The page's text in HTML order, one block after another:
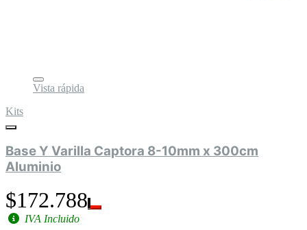
Vista rápida
Kits
Base Y Varilla Captora 8-10mm x 300cm
Aluminio
$172.788
IVA Incluido